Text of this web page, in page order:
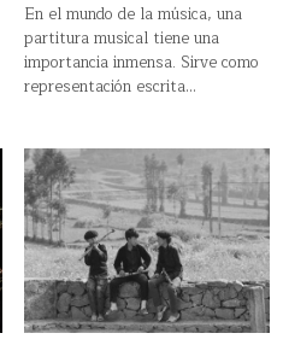
En el mundo de la música, una
partitura musical tiene una
importancia inmensa. Sirve como
representación escrita…